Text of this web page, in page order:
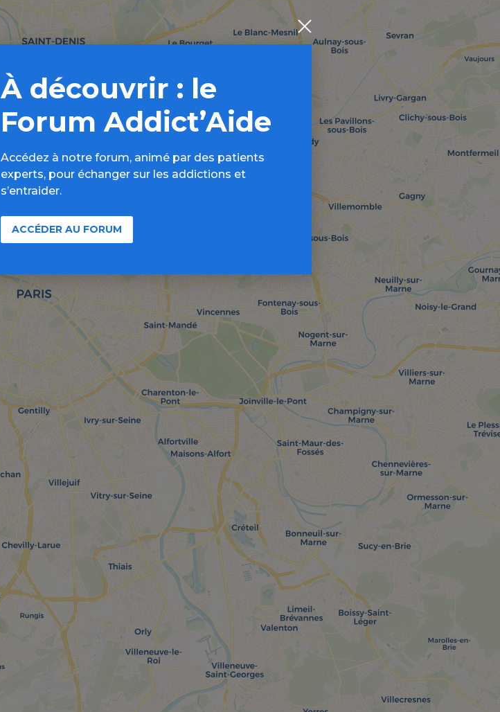
À découvrir : le
Forum Addict’Aide
Accédez à notre forum, animé par des patients
experts, pour échanger sur les addictions et
s’entraider.
ACCÉDER AU FORUM